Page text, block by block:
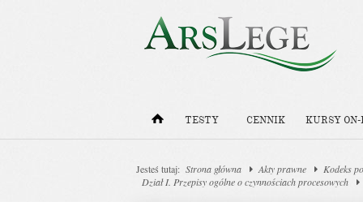
TESTY CENNIK KURSY
Jesteś tutaj: Strona główna Akty prawne
Kodeks
Dział I. Przepisy ogólne o czynnościach procesowych